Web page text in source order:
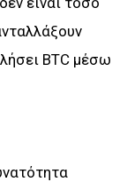
BTC μέσω